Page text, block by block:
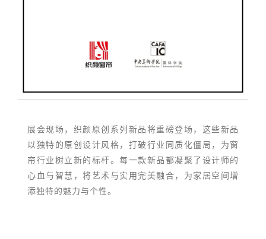
展会现场，织颜原创系列新品将重磅登场，这些新品
以独特的原创设计风格，打破行业同质化僵局，为窗
帘行业树立新的标杆。每一款新品都凝聚了设计师的
心血与智慧，将艺术与实用完美融合，为家居空间增
添独特的魅力与个性。